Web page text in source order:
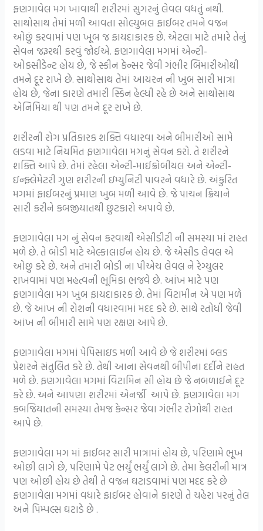
ફણગાવેલ મગ ખાવાથી શરીરમાં સુગરનું લેવલ વધતું નથી.
સાથોસાથ તેમાં મળી આવતા સોલ્યુબલ ફાઈબર તમને વજન
ઓછું કરવામાં પણ ખૂબ જ ફાયદાકારક છે. એટલા માટે તમારે તેનું
સેવન જરૂરથી કરવું જોઈએ. ફણગાવેલા મગમાં એન્ટી-
ઓક્સીડેન્ટ હોય છે, જે સ્કીન કેન્સર જેવી ગંભીર બિમારીઓથી
તમને દૂર રાખે છે. સાથોસાથ તેમાં આયરન ની ખુબ સારી માત્રા
હોય છે, જેના કારણે તમારી સ્કિન હેલ્ધી રહે છે અને સાથોસાથ
એનિમિયા થી પણ તમને દૂર રાખે છે.
શરીરની રોગ પ્રતિકારક શક્તિ વધારવા અને બીમારીઓ સામે
લડવા માટે નિયમિત ફણગાવેલા મગનું સેવન કરો. તે શરીરને
શક્તિ આપે છે. તેમાં રહેલા એન્ટી-માઈક્રોબીયલ અને એન્ટી-
ઇન્ફ્લેમેટરી ગુણ શરીરની ઇમ્યુનિટી પાવરને વધારે છે. અંકુરિત
મગમાં ફાઈબરનું પ્રમાણ ખુબ મળી આવે છે. જે પાચન ક્રિયાને
સારી કરીને કબજીયાતથી છુટકારો અપાવે છે.
ફણગાવેલા મગ નું સેવન કરવાથી એસીડીટી ની સમસ્યા માં રાહત
મળે છે. તે બોડી માટે એલ્કાલાઈન હોય છે. જે એસીડ લેવલ એ
ઓછુ કરે છે. અને તમારી બોડી ના પીએચ લેવલ ને રેગ્યુલર
રાખવામાં પણ મહત્વની ભૂમિકા ભજવે છે. આંખ માટે પણ
ફણગાવેલા મગ ખુબ ફાયદાકારક છે. તેમાં વિટામીન એ પણ મળે
છે. જે આંખ ની રોશની વધારવામાં મદદ કરે છે. સાથે રતોધી જેવી
આંખ ની બીમારી સામે પણ રક્ષણ આપે છે.
ફણગાવેલા મગમાં પેપિસાઇડ મળી આવે છે જે શરીરમાં બ્લડ
પ્રેશરને સંતુલિત કરે છે. તેથી આના સેવનથી બીપીના દર્દીને રાહત
મળે છે. ફણગાવેલા મગમાં વિટામિન સી હોય છે જે નબળાઈને દૂર
કરે છે. અને આપણા શરીરમાં એનર્જી આપે છે. ફણગાવેલા મગ
કબજિયાતની સમસ્યા તેમજ કેન્સર જેવા ગંભીર રોગોથી રાહત
આપે છે.
ફણગાવેલા મગ માં ફાઈબર સારી માત્રામાં હોય છે, પરિણામે ભૂખ
ઓછી લાગે છે, પરિણામે પેટ ભર્યું ભર્યું લાગે છે. તેમા કેલરીની માત્ર
પણ ઓછી હોય છે તેથી તે વજન ઘટાડવામાં પણ મદદ કરે છે
ફણગાવેલા મગમાં વધારે ફાઈબર હોવાને કારણે તે ચહેરા પરનું તેલ
અને પિમ્પલ્સ ઘટાડે છે .